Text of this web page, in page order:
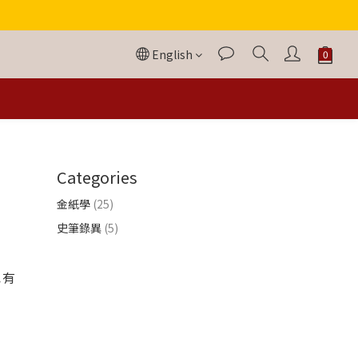
English
Categories
金紙學 (25)
史筆錄異 (5)